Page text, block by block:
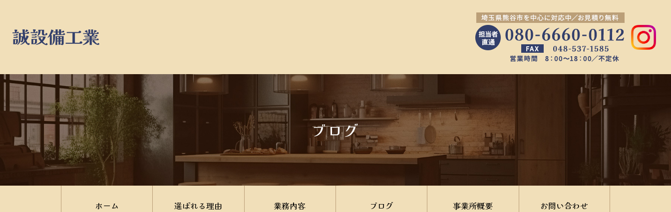
ブログ
ホーム 選ばれる理由 業務内容 ブログ 事業所概要 お問い合わせ